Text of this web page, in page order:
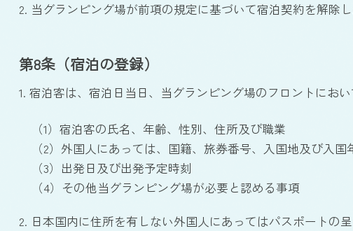
2. 当グランピング場が前項の規定に基づいて宿泊契約を解除
第8条（宿泊の登録）
1. 宿泊客は、宿泊日当日、当グランピング場のフロントにお
（1）宿泊客の氏名、年齢、性別、住所及び職業
（2）外国人にあっては、国籍、旅券番号、入国地及び入国
（3）出発日及び出発予定時刻
（4）その他当グランピング場が必要と認める事項
2. 日本国内に住所を有しない外国人にあってはパスポートの